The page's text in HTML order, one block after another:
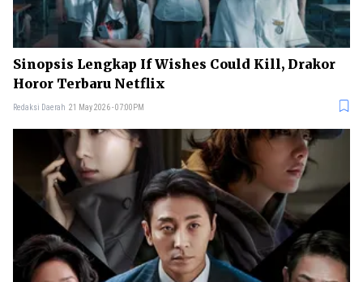
Sinopsis Lengkap If Wishes Could Kill, Drakor
Horor Terbaru Netflix
Redaksi Daerah 21 May 2026 - 07:00PM